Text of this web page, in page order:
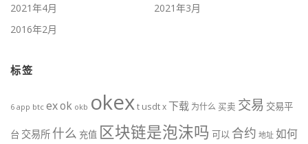
2021年4月
2021年3月
2016年2月
标签
6 app btc exok okb okext usdtx下载 为什么 买卖 交易 交易平
台 交易所 什么 充值 区块链是泡沫吗 可以 合约 地址 如何